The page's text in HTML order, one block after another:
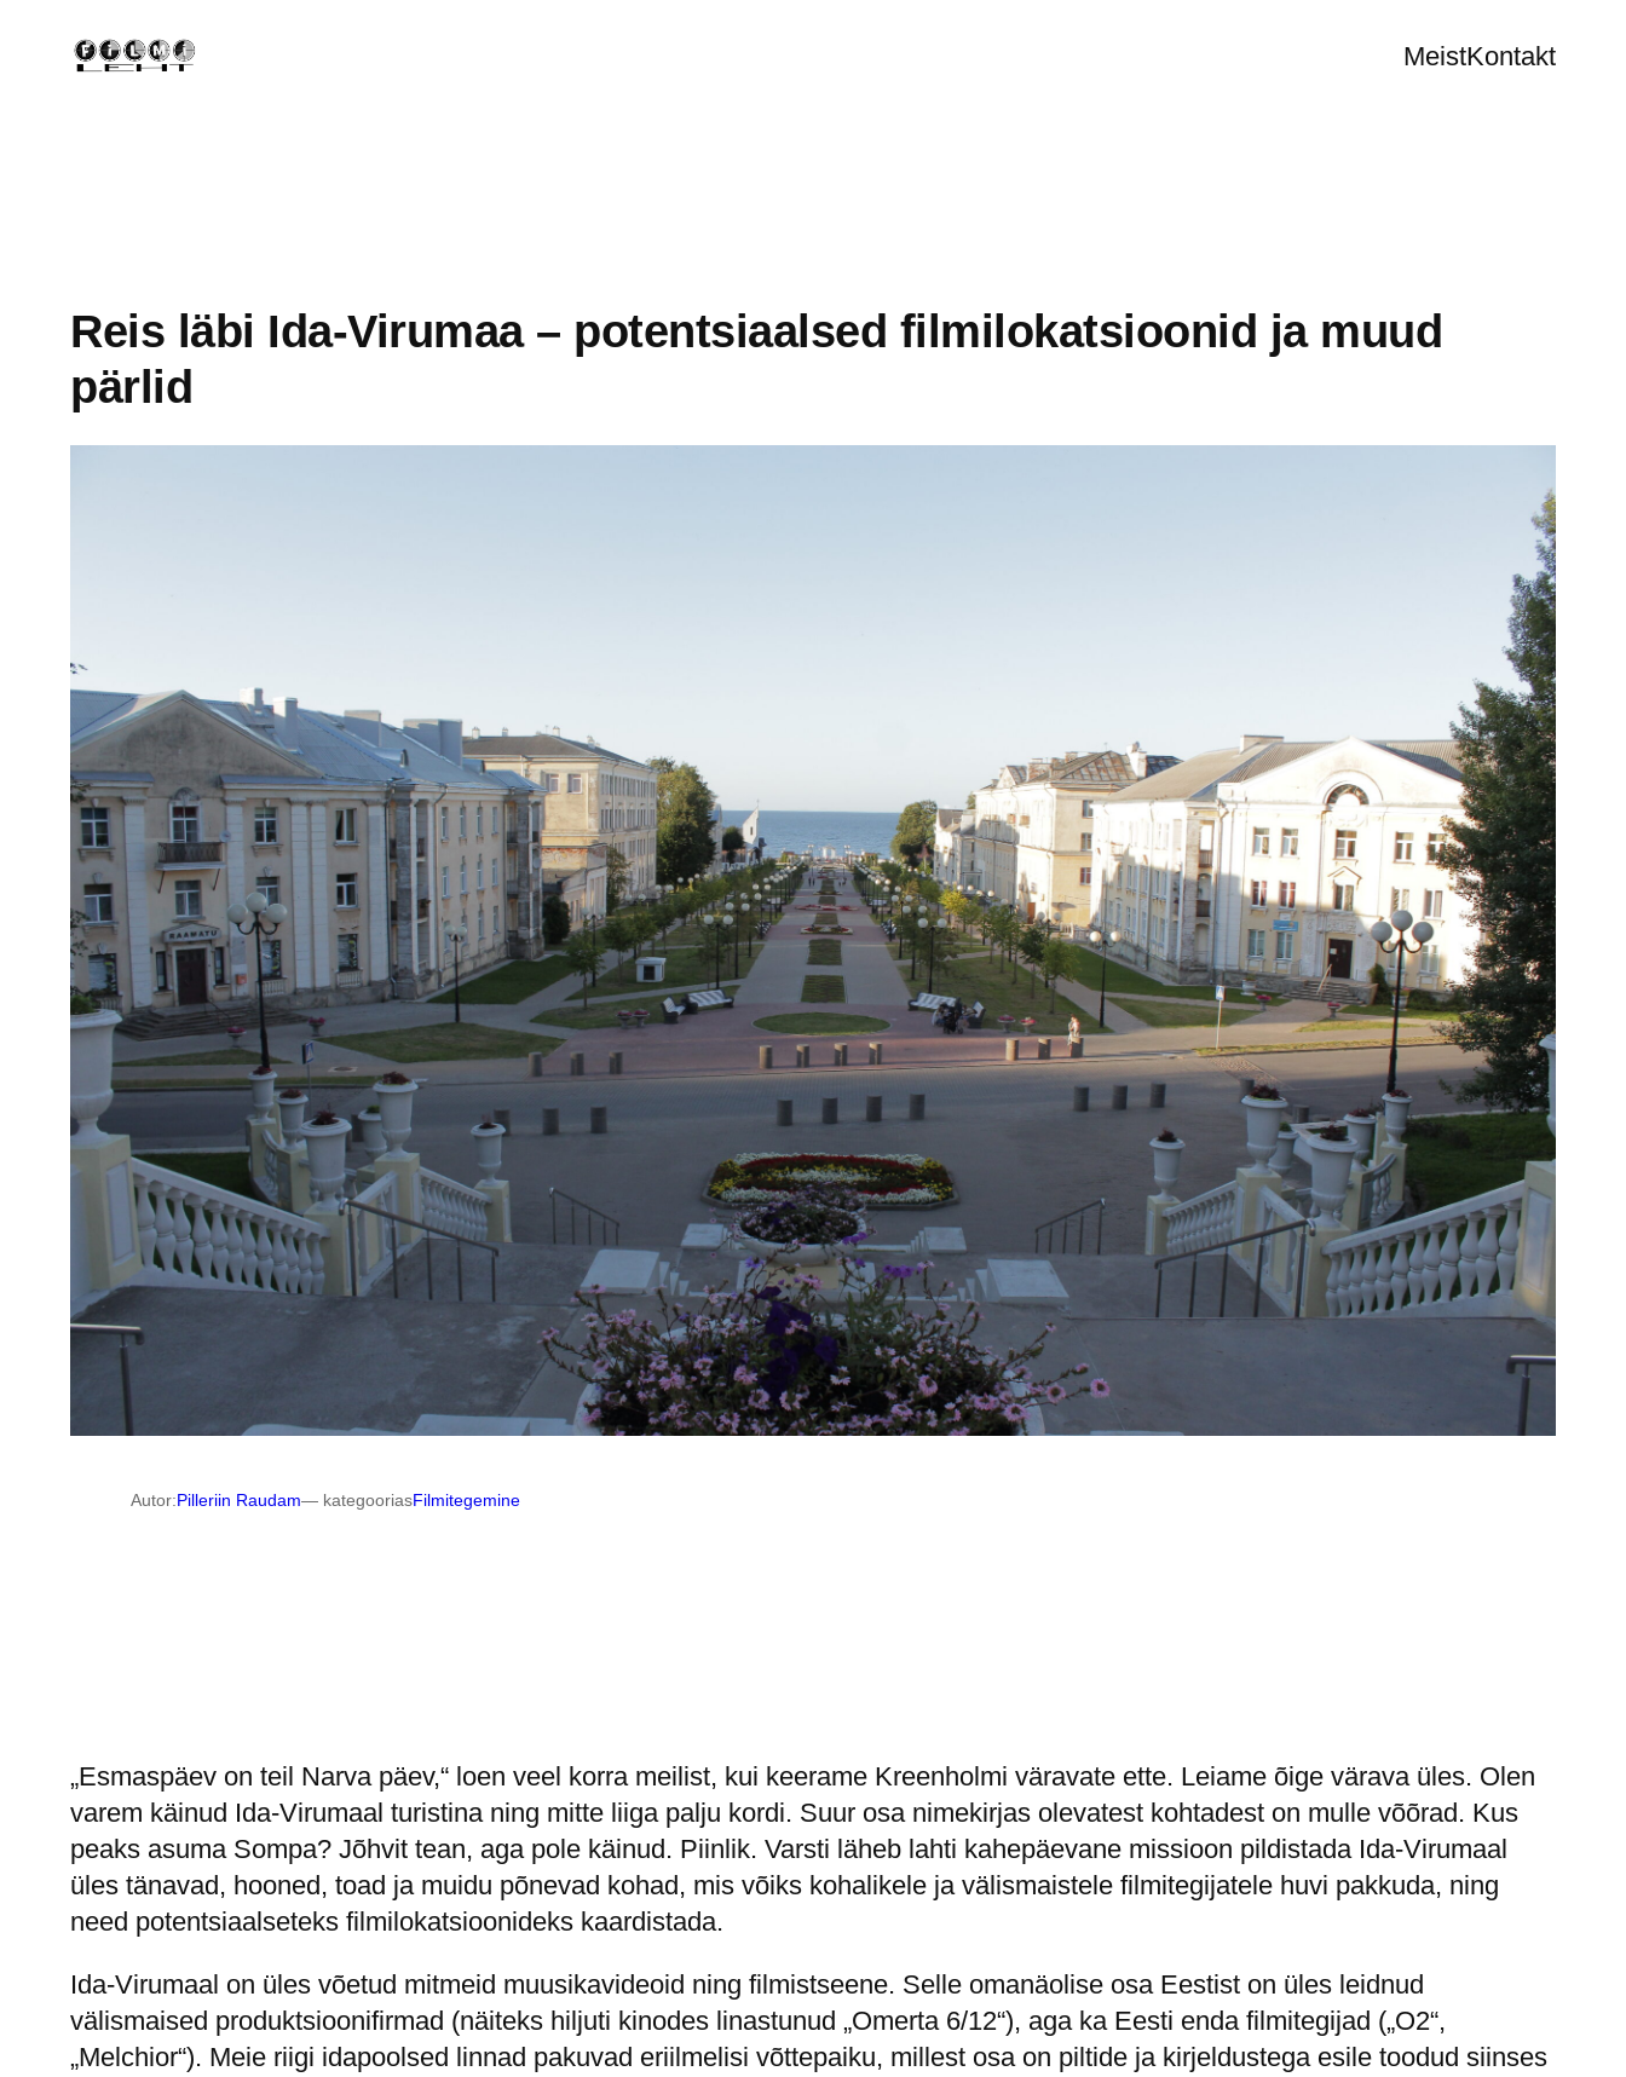
MeistKontakt
Reis läbi Ida-Virumaa – potentsiaalsed filmilokatsioonid ja muud
pärlid
Autor:Pilleriin Raudam— kategooriasFilmitegemine
„Esmaspäev on teil Narva päev,“ loen veel korra meilist, kui keerame Kreenholmi väravate ette. Leiame õige värava üles. Olen
varem käinud Ida-Virumaal turistina ning mitte liiga palju kordi. Suur osa nimekirjas olevatest kohtadest on mulle võõrad. Kus
peaks asuma Sompa? Jõhvit tean, aga pole käinud. Piinlik. Varsti läheb lahti kahepäevane missioon pildistada Ida-Virumaal
üles tänavad, hooned, toad ja muidu põnevad kohad, mis võiks kohalikele ja välismaistele filmitegijatele huvi pakkuda, ning
need potentsiaalseteks filmilokatsioonideks kaardistada.
Ida-Virumaal on üles võetud mitmeid muusikavideoid ning filmistseene. Selle omanäolise osa Eestist on üles leidnud
välismaised produktsioonifirmad (näiteks hiljuti kinodes linastunud „Omerta 6/12“), aga ka Eesti enda filmitegijad („O2“,
„Melchior“). Meie riigi idapoolsed linnad pakuvad eriilmelisi võttepaiku, millest osa on piltide ja kirjeldustega esile toodud siinses